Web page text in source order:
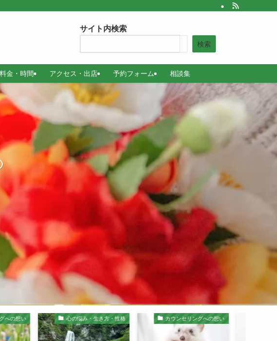
金・時間 アクセス・出店 予約フォーム 相談集
サイト内検索
検索
心の悩み・生き方・性格 カウンセリングへの想い